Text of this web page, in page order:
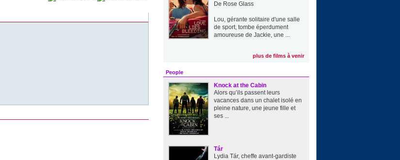
De Rose Glass
Lou, gérante solitaire d'une salle
de sport, tombe éperdument
amoureuse de Jackie, une ...
plus de films à venir
People
Knock at the Cabin
Alors qu’ils passent leurs
vacances dans un chalet isolé en
pleine nature, une jeune fille et
ses ...
Tár
Lydia Tár, cheffe avant-gardiste